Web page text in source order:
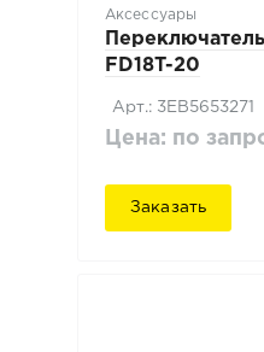
Аксессуары
FD18T-20
Арт.: 3EB5653271
Цена: по
Заказать